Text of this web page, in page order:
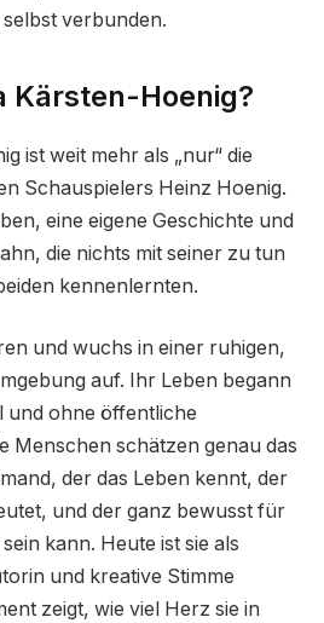
verbunden.
Kärsten-Hoenig?
ist weit mehr als „nur“ die
Schauspielers Heinz Hoenig.
eine eigene Geschichte und
die nichts mit seiner zu tun
kennenlernten.
und wuchs in einer ruhigen,
auf. Ihr Leben begann
und ohne öffentliche
Menschen schätzen genau das
der das Leben kennt, der
und der ganz bewusst für
kann. Heute ist sie als
und kreative Stimme
zeigt, wie viel Herz sie in